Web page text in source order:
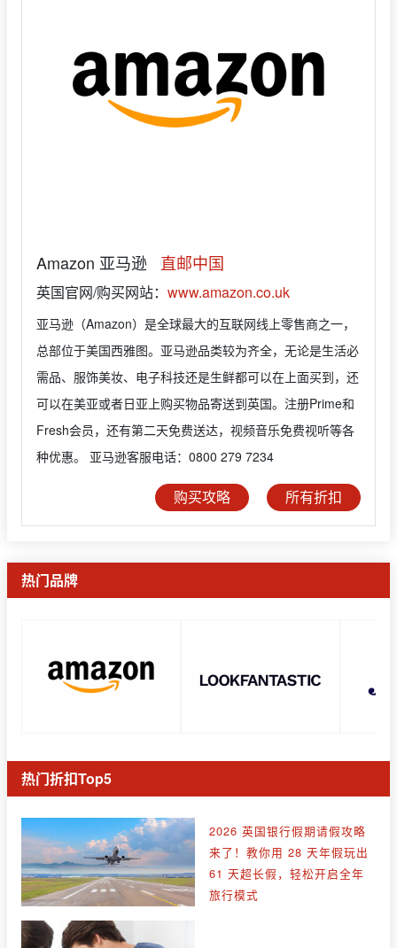
Amazon 亚马逊 直邮中国
英国官网/购买网站： www.amazon.co.uk
亚马逊（Amazon）是全球最大的互联网线上零售商之一，
总部位于美国西雅图。亚马逊品类较为齐全，无论是生活必
需品、服饰美妆、电子科技还是生鲜都可以在上面买到，还
可以在美亚或者日亚上购买物品寄送到英国。注册Prime和
Fresh会员，还有第二天免费送达，视频音乐免费视听等各
种优惠。 亚马逊客服电话：0800 279 7234
购买攻略 所有折扣
热门品牌
热门折扣Top5
2026 英国银行假期请假攻略
来了！教你用 28 天年假玩出
61 天超长假，轻松开启全年
旅行模式